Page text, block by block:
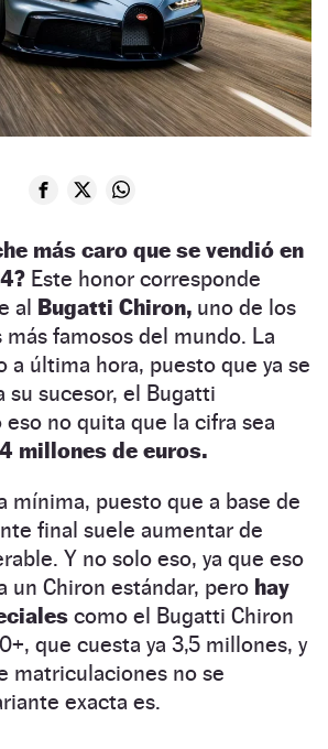
más caro que se vendió en
Este honor corresponde
al Bugatti Chiron, uno de los
famosos del mundo. La
a última hora, puesto que ya se
su sucesor, el Bugatti
no quita que la cifra sea
millones de euros.
mínima, puesto que a base de
final suele aumentar de
Y no solo eso, ya que eso
un Chiron estándar, pero hay
como el Bugatti Chiron
que cuesta ya 3,5 millones, y
matriculaciones no se
exacta es.